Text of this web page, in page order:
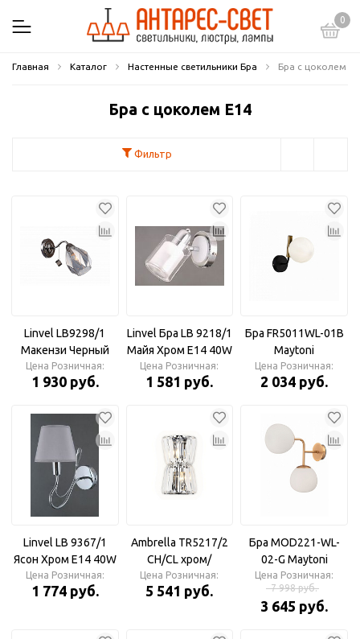
0
Главная Каталог Настенные светильники Бра Бра с цоколем
Бра с цоколем E14
Фильтр
Linvel LB9298/1
Макензи Черный
хром Е14 40W
265x130x200мм Бра
Цена Розничная:
1 930 руб.
Linvel Бра LB 9218/1
Майя Хром E14 40W
Цена Розничная:
1 581 руб.
Бра FR5011WL-01B
Maytoni
распродажа
Цена Розничная:
2 034 руб.
Linvel LB 9367/1
Ясон Хром Е14 40W
Бра
Цена Розничная:
1 774 руб.
Ambrella TR5217/2
СН/CL хром/
прозрачный E14/2
max 40W
Цена Розничная:
5 541 руб.
Бра MOD221-WL-
02-G Maytoni
Цена Розничная:
7 998 руб.
3 645 руб.